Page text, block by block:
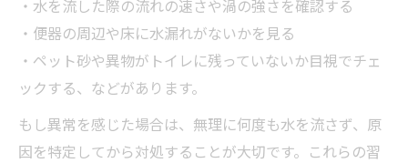
・水を流した際の流れの速さや渦の強さを確認する
・便器の周辺や床に水漏れがないかを見る
・ペット砂や異物がトイレに残っていないか目視でチェ
ックする、などがあります。
もし異常を感じた場合は、無理に何度も水を流さず、原
因を特定してから対処することが大切です。これらの習